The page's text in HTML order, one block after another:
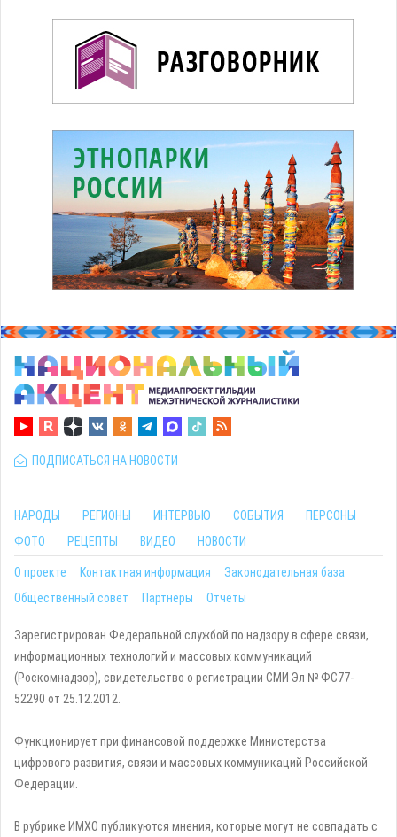
ПОДПИСАТЬСЯ НА НОВОСТИ
НАРОДЫ РЕГИОНЫ ИНТЕРВЬЮ СОБЫТИЯ
ПЕРСОНЫ
ФОТО
РЕЦЕПТЫ ВИДЕО НОВОСТИ
О проекте Контактная информация
Законодательная база
Общественный совет
Партнеры Отчеты
Зарегистрирован Федеральной службой по надзору в сфере связи,
информационных технологий и массовых коммуникаций
(Роскомнадзор), свидетельство о регистрации СМИ Эл № ФС77-
52290 от 25.12.2012.
Функционирует при финансовой поддержке Министерства
цифрового развития, связи и массовых коммуникаций Российской
Федерации.
В рубрике ИМХО публикуются мнения, которые могут не совпадать с